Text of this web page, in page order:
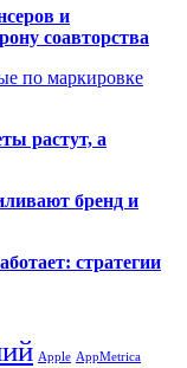
и
соавторства
по маркировке
растут, а
бренд и
стратегии
Apple AppMetrica